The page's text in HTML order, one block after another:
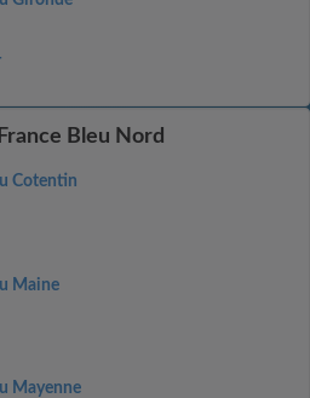
Bleu Nord
Cotentin
Maine
Mayenne